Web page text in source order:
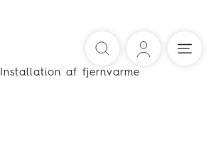
Installation af fjernvarme